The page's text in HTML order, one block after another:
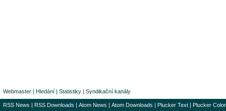
Webmaster | Hledání | Statistiky | Syndikační kanály
RSS News | RSS Downloads | Atom News | Atom Downloads | Plucker Text | Plucker Color